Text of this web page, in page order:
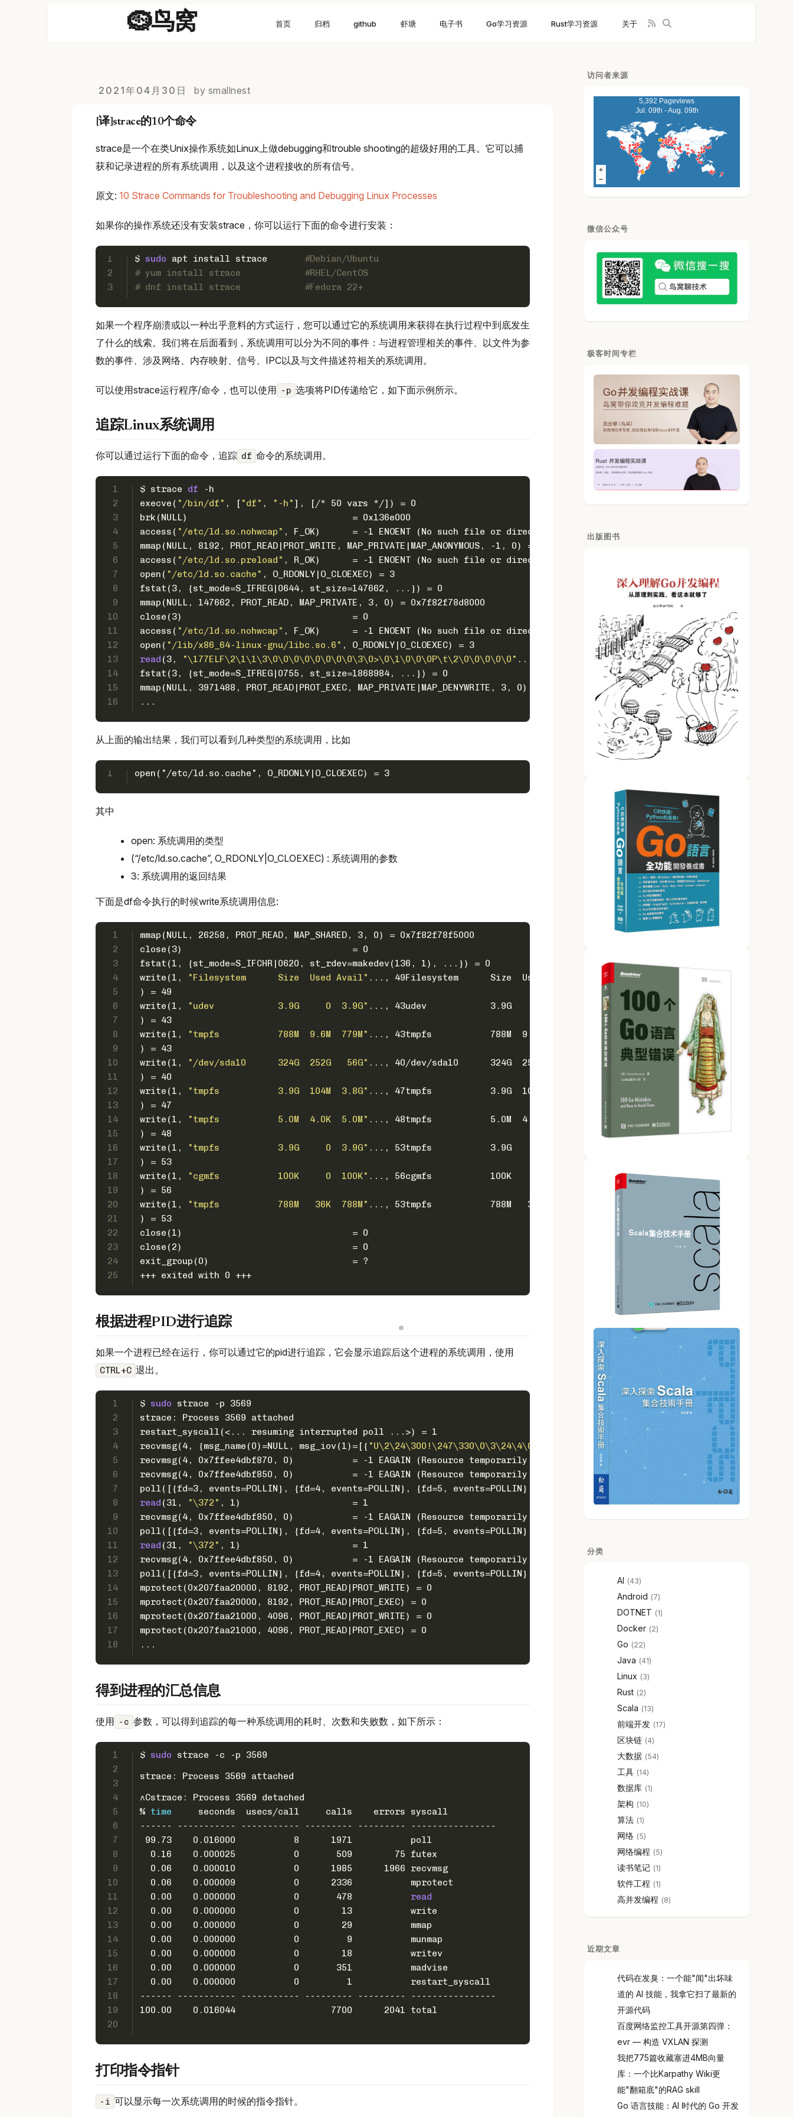
🪹鸟窝 首页 归档 github 虾塘 电子书 Go学习资源 Rust学习资源 关于
2021年04月30日 by smallnest
[译]strace的10个命令
strace是一个在类Unix操作系统如Linux上做debugging和trouble shooting的超级好用的工具。它可以捕
获和记录进程的所有系统调用，以及这个进程接收的所有信号。
原文: 10 Strace Commands for Troubleshooting and Debugging Linux Processes
如果你的操作系统还没有安装strace，你可以运行下面的命令进行安装：
1
2
3
$ sudo
#Debian/Ubuntu
# yum install strace		#RHEL/CentOS
# dnf install strace		#Fedora 22+
如果一个程序崩溃或以一种出乎意料的方式运行，您可以通过它的系统调用来获得在执行过程中到底发生
了什么的线索。我们将在后面看到，系统调用可以分为不同的事件：与进程管理相关的事件、以文件为参
数的事件、涉及网络、内存映射、信号、IPC以及与文件描述符相关的系统调用。
可以使用strace运行程序/命令，也可以使用 -p 选项将PID传递给它，如下面示例所示。
追踪Linux系统调用
你可以通过运行下面的命令，追踪 df 命令的系统调用。
1
2
3
4
5
6
7
8
9
10
11
12
13
14
15
16
$ strace df -h
execve( "/bin/df" , [ "df" , "-h" ], [/* 50 vars */]) = 0
brk(NULL)                               = 0x136e000
access( "/etc/ld.so.nohwcap" , F_OK)      = -1 ENOENT (No such file or directory)
mmap(NULL, 8192, PROT_READ|PROT_WRITE, MAP_PRIVATE|MAP_ANONYMOUS, -1, 0) = 0x7f82f78fd000
access( "/etc/ld.so.preload" , R_OK)      = -1 ENOENT (No such file or directory)
open( "/etc/ld.so.cache" , O_RDONLY|O_CLOEXEC) = 3
fstat(3, {st_mode=S_IFREG|0644, st_size=147662, ...}) = 0
mmap(NULL, 147662, PROT_READ, MAP_PRIVATE, 3, 0) = 0x7f82f78d8000
close(3)                                = 0
access( "/etc/ld.so.nohwcap" , F_OK)      = -1 ENOENT (No such file or directory)
open( "/lib/x86_64-linux-gnu/libc.so.6" , O_RDONLY|O_CLOEXEC) = 3
read (3, "\177ELF\2\1\1\3\0\0\0\0\0\0\0\0\3\0>\0\1\0\0\0P\t\2\0\0\0\0\0" ..., 832) = 832
fstat(3, {st_mode=S_IFREG|0755, st_size=1868984, ...}) = 0
mmap(NULL, 3971488, PROT_READ|PROT_EXEC, MAP_PRIVATE|MAP_DENYWRITE, 3, 0) = 0x7f82f7310000
...
从上面的输出结果，我们可以看到几种类型的系统调用，比如
1 open("/etc/ld.so.cache", O_RDONLY|O_CLOEXEC) = 3
其中
open: 系统调用的类型
(“/etc/ld.so.cache”, O_RDONLY|O_CLOEXEC) : 系统调用的参数
3: 系统调用的返回结果
下面是df命令执行的时候write系统调用信息:
1
2
3
4
5
6
7
8
9
10
11
12
13
14
15
16
17
18
19
20
21
22
23
24
25
mmap(NULL, 26258, PROT_READ, MAP_SHARED, 3, 0) = 0x7f82f78f5000
close(3)                                = 0
fstat(1, {st_mode=S_IFCHR|0620, st_rdev=makedev(136, 1), ...}) = 0
write(1,
"Filesystem      Size  Used Avail" ..., 49Filesystem      Size  Used Avail Use% Mounted on
) = 49
write(1,
"udev            3.9G     0  3.9G" ..., 43udev            3.9G     0  3.9G   0% /dev
) = 43
write(1,
"tmpfs           788M  9.6M  779M" ..., 43tmpfs           788M  9.6M  779M   2% /run
) = 43
write(1,
"/dev/sda10      324G  252G   56G" ..., 40/dev/sda10      324G  252G   56G  82% /
) = 40
write(1,
"tmpfs           3.9G  104M  3.8G" ..., 47tmpfs           3.9G  104M  3.8G   3% /dev/shm
) = 47
write(1,
"tmpfs           5.0M  4.0K  5.0M" ..., 48tmpfs           5.0M  4.0K  5.0M   1% /run/lock
) = 48
write(1,
"tmpfs           3.9G     0  3.9G" ..., 53tmpfs           3.9G     0  3.9G   0% /sys/fs/cgroup
) = 53
write(1,
"cgmfs           100K     0  100K" ..., 56cgmfs           100K     0  100K   0% /run/cgmanager/fs
) = 56
write(1,
"tmpfs           788M   36K  788M" ..., 53tmpfs           788M   36K  788M   1% /run/user/1000
) = 53
close(1)                                = 0
close(2)                                = 0
exit_group(0)                           = ?
+++ exited with 0 +++
根据进程PID进行追踪
如果一个进程已经在运行，你可以通过它的pid进行追踪，它会显示追踪后这个进程的系统调用，使用
CTRL+C 退出。
1
2
3
4
5
6
7
8
9
10
11
12
13
14
15
16
17
18
$ sudo strace -p 3569
strace: Process 3569 attached
restart_syscall(<... resuming interrupted poll ...>) = 1
recvmsg(4, {msg_name(0)=NULL, msg_iov(1)=[{ "U\2\24\300!\247\330\0\3\24\4\0\20\0\0\0\0\0\0\24\24\24\24\24\0\0\3\37%\2\0\0"
recvmsg(4, 0x7ffee4dbf870, 0)           = -1 EAGAIN (Resource temporarily unavailable)
recvmsg(4, 0x7ffee4dbf850, 0)           = -1 EAGAIN (Resource temporarily unavailable)
poll([{fd=3, events=POLLIN}, {fd=4, events=POLLIN}, {fd=5, events=POLLIN}, {fd=10, events=POLLIN}, {fd=30,
read (31, "\372" , 1)                     = 1
recvmsg(4, 0x7ffee4dbf850, 0)           = -1 EAGAIN (Resource temporarily unavailable)
poll([{fd=3, events=POLLIN}, {fd=4, events=POLLIN}, {fd=5, events=POLLIN}, {fd=10, events=POLLIN}, {fd=30,
read (31, "\372" , 1)                     = 1
recvmsg(4, 0x7ffee4dbf850, 0)           = -1 EAGAIN (Resource temporarily unavailable)
poll([{fd=3, events=POLLIN}, {fd=4, events=POLLIN}, {fd=5, events=POLLIN}, {fd=10, events=POLLIN}, {fd=30,
mprotect(0x207faa20000, 8192, PROT_READ|PROT_WRITE) = 0
mprotect(0x207faa20000, 8192, PROT_READ|PROT_EXEC) = 0
mprotect(0x207faa21000, 4096, PROT_READ|PROT_WRITE) = 0
mprotect(0x207faa21000, 4096, PROT_READ|PROT_EXEC) = 0
...
得到进程的汇总信息
使用 -c 参数，可以得到追踪的每一种系统调用的耗时、次数和失败数，如下所示：
1
2
3
4
5
6
7
8
9
10
11
12
13
14
15
16
17
18
19
20
$ sudo strace -c -p 3569
strace: Process 3569 attached
^Cstrace: Process 3569 detached
% time
     seconds  usecs/call     calls    errors syscall
------ ----------- ----------- --------- --------- ----------------
99.73    0.016000           8      1971           poll
  0.16    0.000025           0       509        75 futex
  0.06    0.000010           0      1985      1966 recvmsg
  0.06    0.000009           0      2336           mprotect
  0.00    0.000000           0       478
read
  0.00    0.000000           0        13           write
  0.00    0.000000           0        29           mmap
  0.00    0.000000           0         9           munmap
  0.00    0.000000           0        18           writev
  0.00    0.000000           0       351           madvise
  0.00    0.000000           0         1           restart_syscall
------ ----------- ----------- --------- --------- ----------------
100.00    0.016044                  7700      2041 total
打印指令指针
-i 可以显示每一次系统调用的时候的指令指针。
访问者来源
5,392 Pageviews
Jul. 09th - Aug. 09th
微信公众号
极客时间专栏
出版图书
分类
AI 43
Android 7
DOTNET 1
Docker 2
Go 22
Java 41
Linux 3
Rust 2
Scala 13
前端开发 17
区块链 4
大数据 54
工具 14
数据库 1
架构 10
算法 1
网络 5
网络编程 5
读书笔记 1
软件工程 1
高并发编程 8
近期文章
代码在发臭：一个能"闻"出坏味
道的 AI 技能，我拿它扫了最新的
开源代码
百度网络监控工具开源第四弹：
evr — 构造 VXLAN 探测
我把775篇收藏塞进4MB向量
库：一个比Karpathy Wiki更
能"翻箱底"的RAG skill
Go 语言技能：AI 时代的 Go 开发